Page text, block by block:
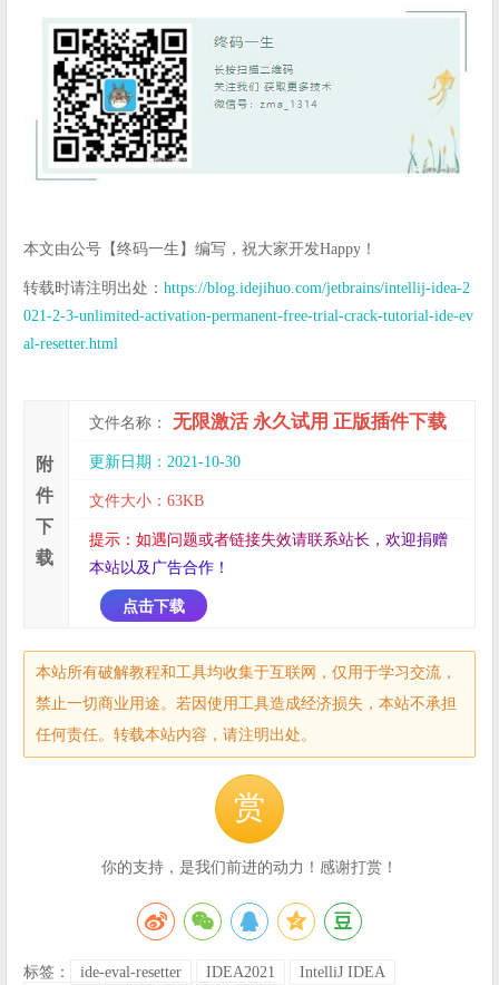
本文由公号【终码一生】编写，祝大家开发Happy！
转载时请注明出处： https://blog.idejihuo.com/jetbrains/intellij-idea-2
021-2-3-unlimited-activation-permanent-free-trial-crack-tutorial-ide-ev
al-resetter.html
附
件
下
载
文件名称： 无限激活 永久试用 正版插件下载
更新日期：2021-10-30
文件大小：63KB
提示 ：如遇问题或者链接失效请联系站长 ，欢迎捐赠
本站以及 广告合作 ！
点击下载
本站所有破解教程和工具均收集于互联网，仅用于学习交流，
禁止一切商业用途。若因使用工具造成经济损失，本站不承担
任何责任。转载本站内容，请注明出处。
赏
你的支持，是我们前进的动力！感谢打赏！
标签： ide-eval-resetter IDEA2021
IntelliJ IDEA